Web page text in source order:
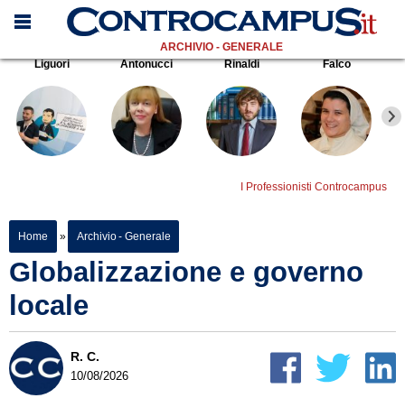
ARCHIVIO - GENERALE
Liguori
Antonucci Rinaldi Falco
I Professionisti Controcampus
Home » Archivio - Generale
Globalizzazione e governo
locale
R. C.
10/08/2026